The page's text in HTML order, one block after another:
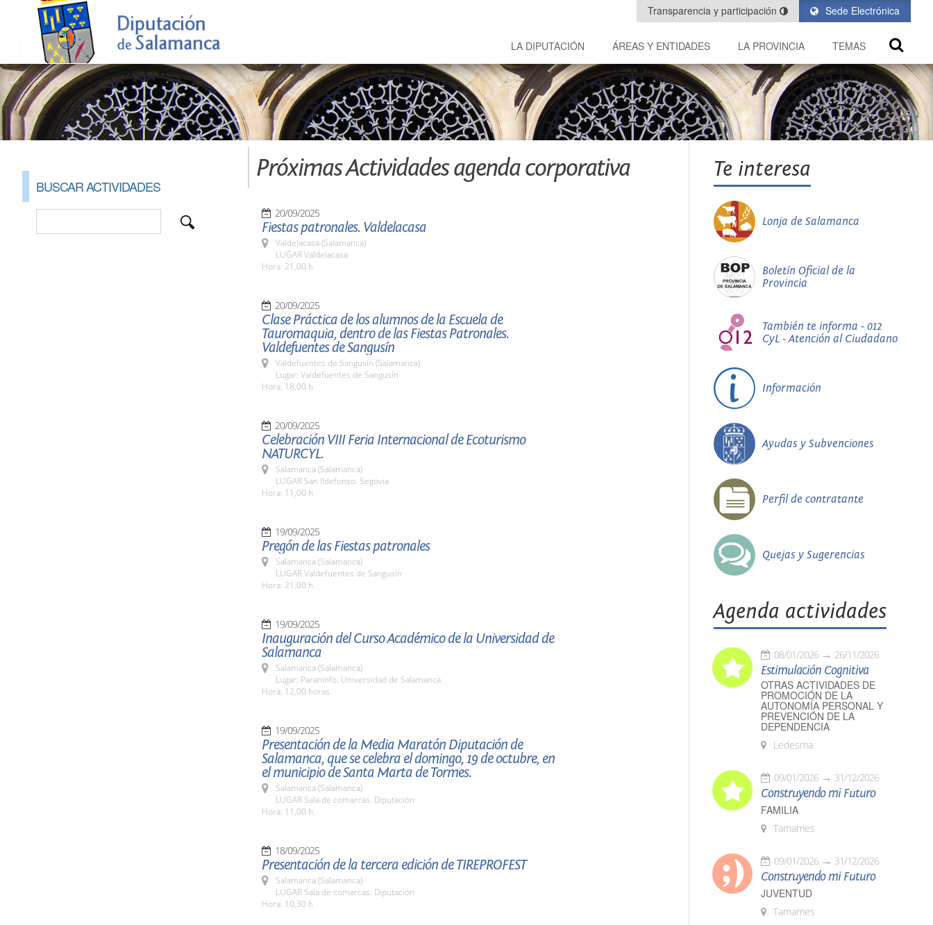
Sede Electrónica
Transparencia y participación
LA DIPUTACIÓN ÁREAS Y ENTIDADES LA PROVINCIA TEMAS
BUSCAR ACTIVIDADES
Próximas Actividades agenda corporativa
20/09/2025
Fiestas patronales. Valdelacasa
Valdelacasa (Salamanca)
LUGAR Valdelacasa
Hora: 21,00 h.
20/09/2025
Clase Práctica de los alumnos de la Escuela de
Tauromaquia, dentro de las Fiestas Patronales.
Valdefuentes de Sangusín
Valdefuentes de Sangusín (Salamanca)
Lugar: Valdefuentes de Sangusín
Hora: 18,00 h
20/09/2025
Celebración VIII Feria Internacional de Ecoturismo
NATURCYL.
Salamanca (Salamanca)
LUGAR San Ildefonso. Segovia
Hora: 11,00 h
19/09/2025
Pregón de las Fiestas patronales
Salamanca (Salamanca)
LUGAR Valdefuentes de Sangusín
Hora: 21,00 h.
19/09/2025
Inauguración del Curso Académico de la Universidad de
Salamanca
Salamanca (Salamanca)
Lugar: Paraninfo. Universidad de Salamanca
Hora: 12,00 horas
19/09/2025
Presentación de la Media Maratón Diputación de
Salamanca, que se celebra el domingo, 19 de octubre, en
el municipio de Santa Marta de Tormes.
Salamanca (Salamanca)
LUGAR Sala de comarcas. Diputación
Hora: 11,00 h.
18/09/2025
Presentación de la tercera edición de TIREPROFEST
Salamanca (Salamanca)
LUGAR Sala de comarcas. Diputación
Hora: 10,30 h
Te interesa
Lonja de Salamanca
Boletín Oficial de la
Provincia
También te informa - 012
CyL - Atención al Ciudadano
Información
Ayudas y Subvenciones
Perfil de contratante
Quejas y Sugerencias
Agenda actividades
08/01/2026 26/11/2026
Estimulación Cognitiva
OTRAS ACTIVIDADES DE
PROMOCIÓN DE LA
AUTONOMÍA PERSONAL Y
PREVENCIÓN DE LA
DEPENDENCIA
Ledesma
09/01/2026 31/12/2026
Construyendo mi Futuro
FAMILIA
Tamames
09/01/2026 31/12/2026
Construyendo mi Futuro
JUVENTUD
Tamames